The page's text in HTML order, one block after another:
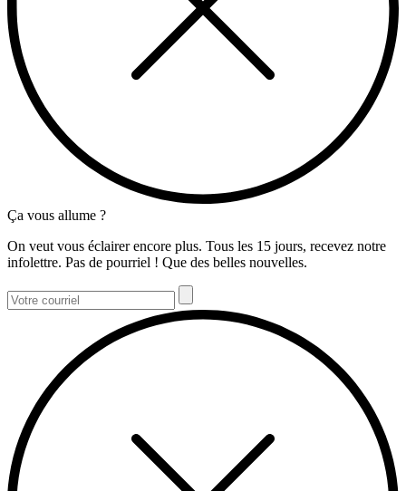
Ça vous allume ?
On veut vous éclairer encore plus. Tous les 15 jours, recevez notre
infolettre. Pas de pourriel ! Que des belles nouvelles.